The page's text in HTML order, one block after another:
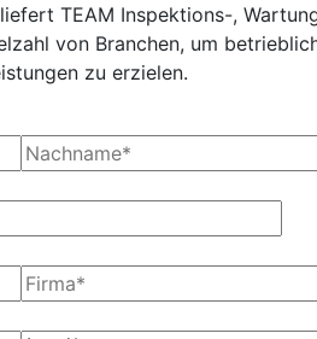
TEAM Inspektions-,
von Branchen, um
zu erzielen.